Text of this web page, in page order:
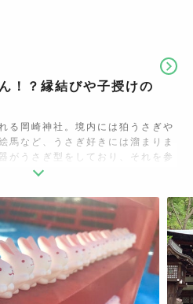
！？縁結びや子授けの
る岡崎神社。境内には狛うさぎや
馬など、うさぎ好きには溜まりま
がうさぎ型をしており、それを参
から、行列が出来上がり、フォト
れています。